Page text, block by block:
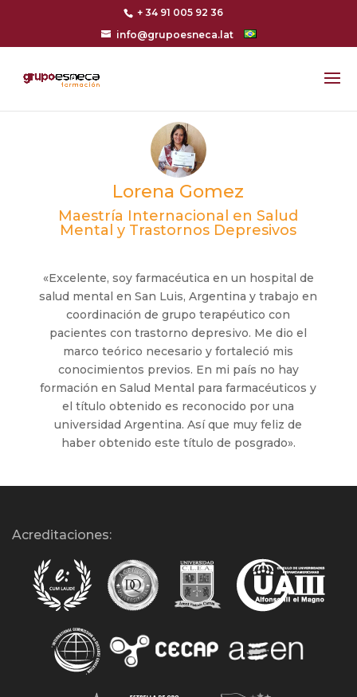
+ 34 91 005 92 36
info@grupoesneca.lat
Lorena Gomez
Maestría Internacional en Salud
Mental y Trastornos Depresivos
«Excelente, soy farmacéutica en un hospital de
salud mental en San Luis, Argentina y trabajo en
coordinación de grupo terapéutico con
pacientes con trastorno depresivo. Me dio el
marco teórico necesario y fortaleció mis
conocimientos previos. En mi país no hay
formación en Salud Mental para farmacéuticos y
el título obtenido es reconocido por una
universidad Argentina. Así que muy feliz de
haber obtenido este título de posgrado».
Acreditaciones: